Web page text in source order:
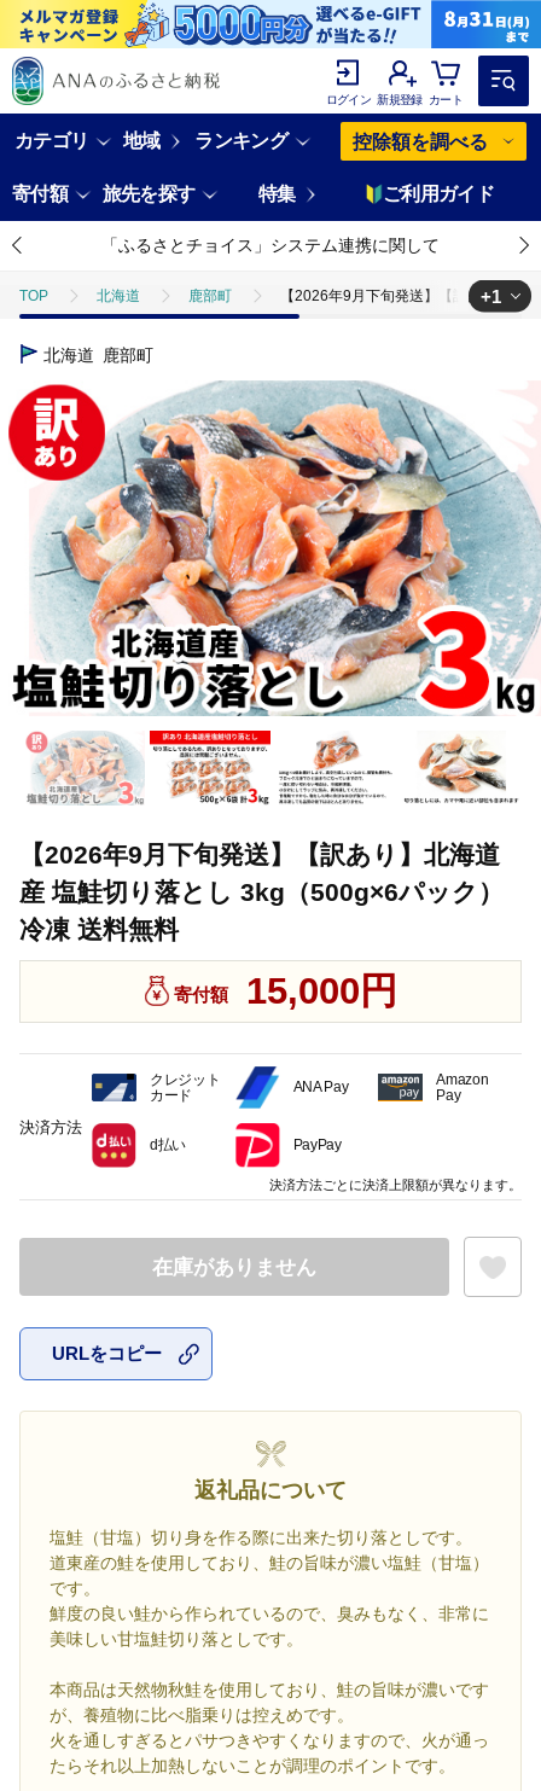
ログイン 新規登録 カート
カテゴリ 地域 ランキング 控除額を調べる
寄付額 旅先を探す 特集 ご利用ガイド
「ふるさとチョイス」システム連携に関して
TOP 北海道 鹿部町 【2026年9月下旬発送】【訳あり】北
TOP
+1
北海道 鹿部町
【2026年9月下旬発送】【訳あり】北海道
産 塩鮭切り落とし 3kg（500g×6パック）
冷凍 送料無料
寄付額 15,000円
在庫がありません
URLをコピー
返礼品について
塩鮭（甘塩）切り身を作る際に出来た切り落としです。
道東産の鮭を使用しており、鮭の旨味が濃い塩鮭（甘塩）
です。
鮮度の良い鮭から作られているので、臭みもなく、非常に
美味しい甘塩鮭切り落としです。
本商品は天然物秋鮭を使用しており、鮭の旨味が濃いです
が、養殖物に比べ脂乗りは控えめです。
火を通しすぎるとパサつきやすくなりますので、火が通っ
たらそれ以上加熱しないことが調理のポイントです。
決済方法
クレジット
カード
ANA Pay
Amazon
Pay
d払い PayPay
決済方法ごとに決済上限額が異なります。